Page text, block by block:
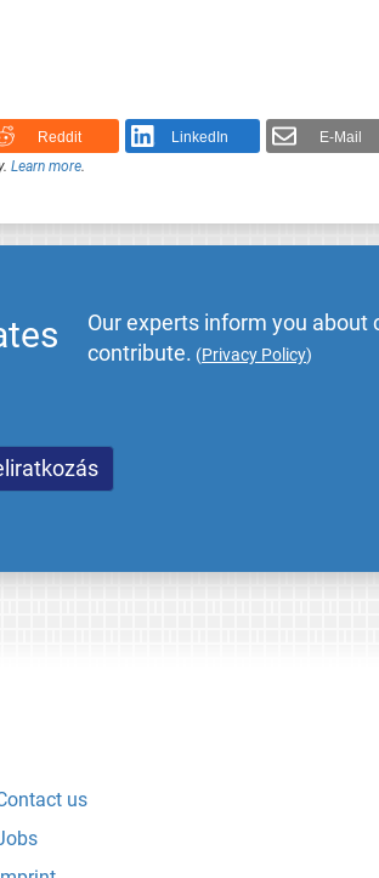
Reddit LinkedIn E-Mail
Learn more.
Our experts inform you about
contribute. (Privacy Policy)
us